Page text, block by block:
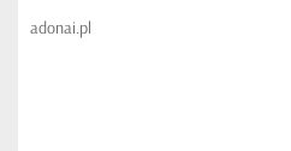
adonai.pl